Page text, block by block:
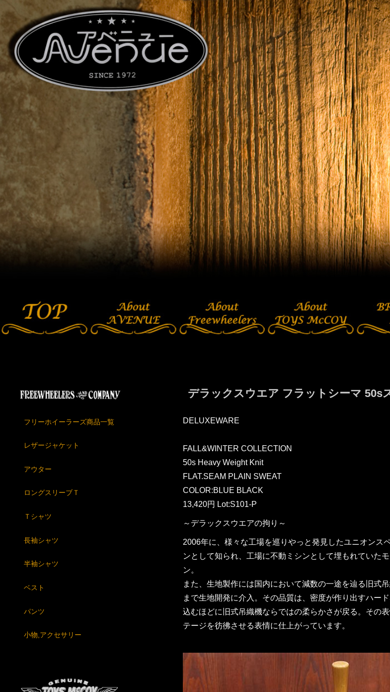
デラックスウエア フラットシーマ 50s
DELUXEWARE
FALL&WINTER COLLECTION
50s Heavy Weight Knit
FLAT.SEAM PLAIN SWEAT
COLOR:BLUE BLACK
13,420円 Lot:S101-P
～デラックスウエアの拘り～
2006年に、様々な工場を巡りやっと発見したユニオンス
ンとして知られ、工場に不動ミシンとして埋もれていた
ン。
また、生地製作には国内において減数の一途を辿る旧式
まで生地開発に介入。その品質は、密度が作り出すハー
込むほどに旧式吊織機ならではの柔らかさが戻る。その
テージを彷彿させる表情に仕上がっています。
フリーホイーラーズ商品一覧
レザージャケット
アウター
ロングスリーブＴ
Ｔシャツ
長袖シャツ
半袖シャツ
ベスト
パンツ
小物,アクセサリー